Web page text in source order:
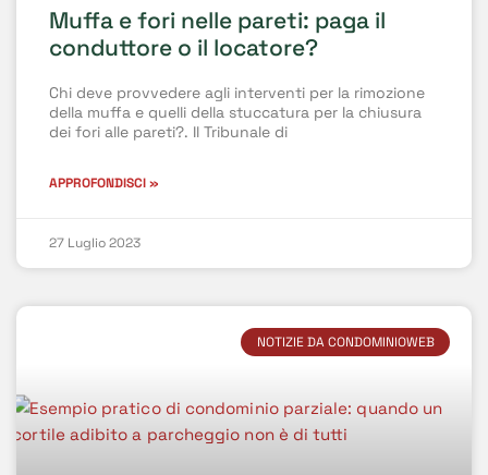
Muffa e fori nelle pareti: paga il
conduttore o il locatore?
Chi deve provvedere agli interventi per la rimozione
della muffa e quelli della stuccatura per la chiusura
dei fori alle pareti?. Il Tribunale di
APPROFONDISCI »
27 Luglio 2023
NOTIZIE DA CONDOMINIOWEB